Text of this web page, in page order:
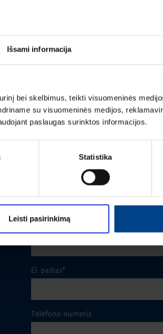
Išsami informacija
bei skelbimus, teikti visuomeninės
su visuomeninės medijos,
paslaugas surinktos informacijos.
Statistika
Leisti pasirinkimą
ĮVERTINIMAI IR
Vardas*
El. paštas*
Telefono numeris